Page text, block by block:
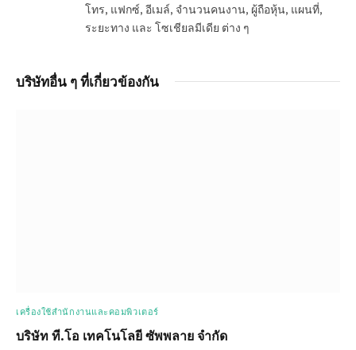
โทร, แฟกซ์, อีเมล์, จำนวนคนงาน, ผู้ถือหุ้น, แผนที่,
ระยะทาง และ โซเชียลมีเดีย ต่าง ๆ
บริษัทอื่น ๆ ที่เกี่ยวข้องกัน
เครื่องใช้สำนักงานและคอมพิวเตอร์
บริษัท ที.โอ เทคโนโลยี ซัพพลาย จำกัด